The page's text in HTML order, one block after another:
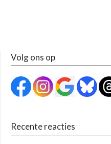
Volg ons op
Recente reacties